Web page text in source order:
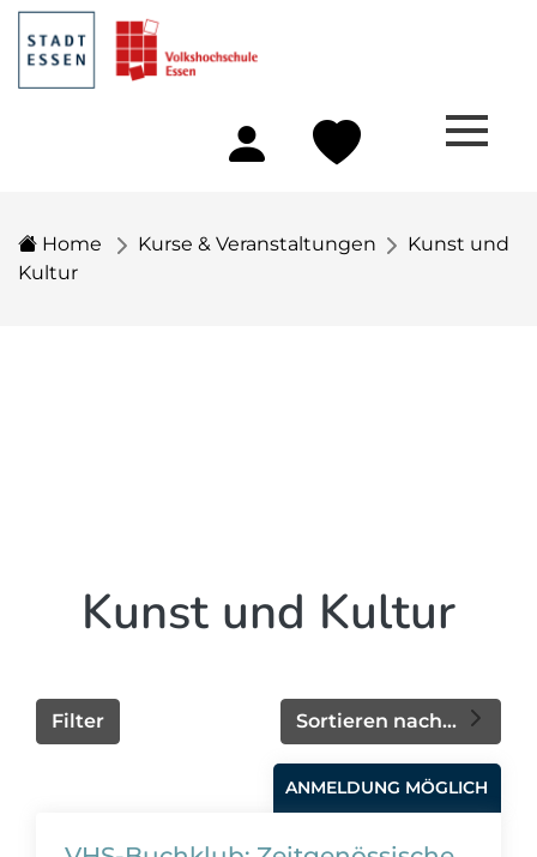
Home Kurse & Veranstaltungen
Kunst und
Kultur
Kunst und Kultur
Sortieren nach...
Filter
ANMELDUNG MÖGLICH